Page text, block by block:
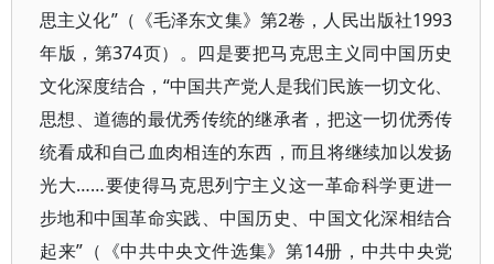
思主义化”（《毛泽东文集》第2卷，人民出版社1993
年版，第374页）。四是要把马克思主义同中国历史
文化深度结合，“中国共产党人是我们民族一切文化、
思想、道德的最优秀传统的继承者，把这一切优秀传
统看成和自己血肉相连的东西，而且将继续加以发扬
光大……要使得马克思列宁主义这一革命科学更进一
步地和中国革命实践、中国历史、中国文化深相结合
起来”（《中共中央文件选集》第14册，中共中央党